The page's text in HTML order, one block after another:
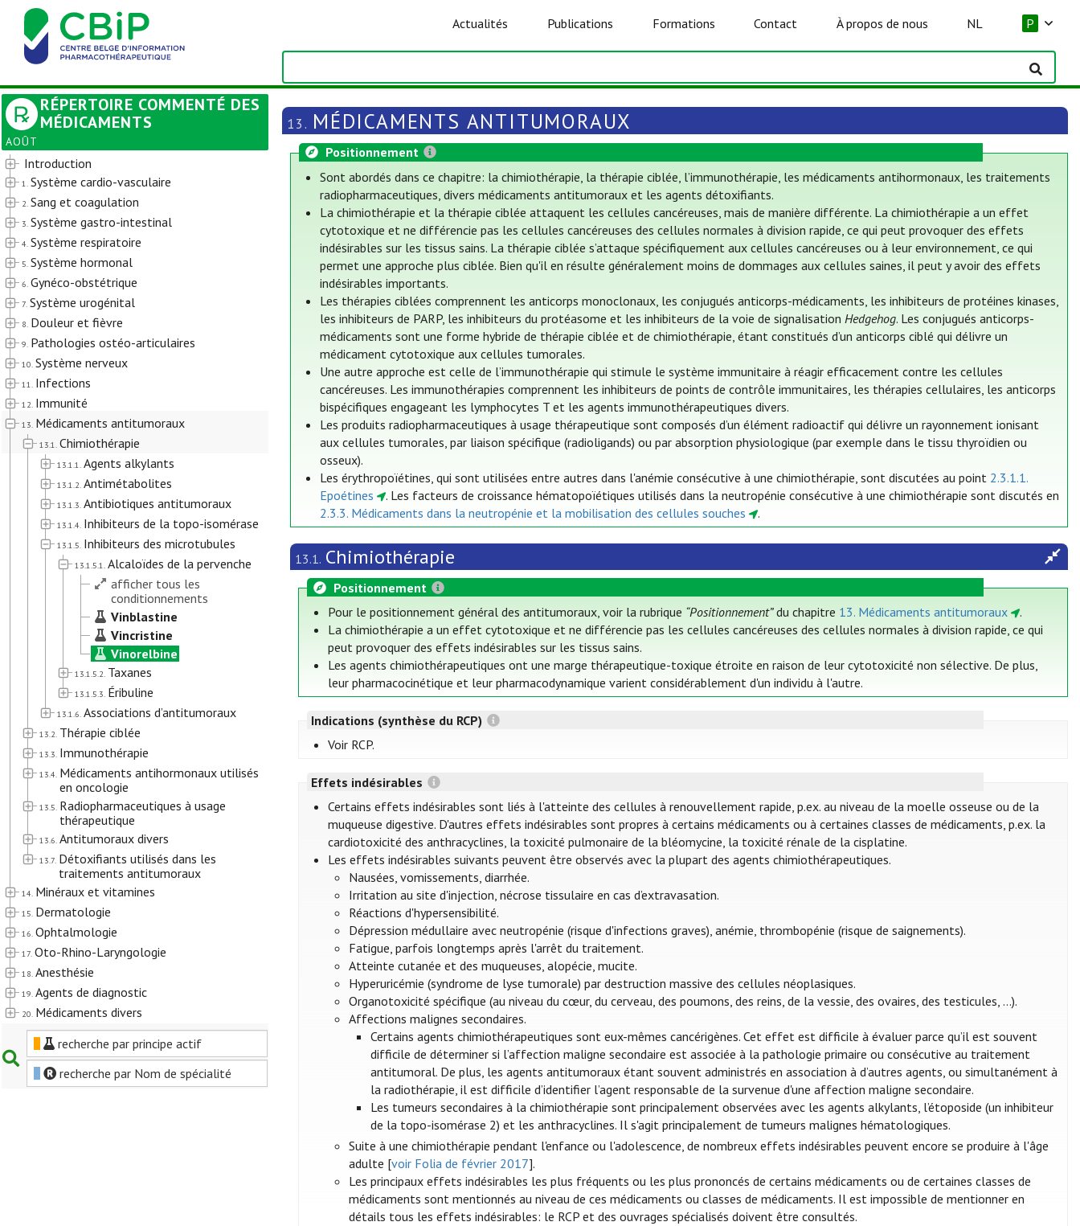
Actualités Publications Formations Contact À propos de nous NL P
RÉPERTOIRE COMMENTÉ DES
MÉDICAMENTS
AOÛT
Introduction
1. Système cardio-vasculaire
2. Sang et coagulation
3. Système gastro-intestinal
4. Système respiratoire
5. Système hormonal
6. Gynéco-obstétrique
7. Système urogénital
8. Douleur et fièvre
9. Pathologies ostéo-articulaires
10. Système nerveux
11. Infections
12. Immunité
13. Médicaments antitumoraux
13.1. Chimiothérapie
13.1.1. Agents alkylants
13.1.2. Antimétabolites
13.1.3. Antibiotiques antitumoraux
13.1.4. Inhibiteurs de la topo-isomérase
13.1.5. Inhibiteurs des microtubules
13.1.5.1. Alcaloïdes de la pervenche
afficher tous les
conditionnements
Vinblastine
Vincristine
Vinorelbine
13.1.5.2. Taxanes
13.1.5.3. Éribuline
13.1.6. Associations d’antitumoraux
13.2. Thérapie ciblée
13.3. Immunothérapie
13.4. Médicaments antihormonaux utilisés
en oncologie
13.5. Radiopharmaceutiques à usage
thérapeutique
13.6. Antitumoraux divers
13.7. Détoxifiants utilisés dans les
traitements antitumoraux
14. Minéraux et vitamines
15. Dermatologie
16. Ophtalmologie
17. Oto-Rhino-Laryngologie
18. Anesthésie
19. Agents de diagnostic
20. Médicaments divers
recherche par principe actif
recherche par Nom de spécialité
13. MÉDICAMENTS ANTITUMORAUX
Positionnement
Sont abordés dans ce chapitre: la chimiothérapie, la thérapie ciblée, l’immunothérapie, les médicaments antihormonaux, les traitements
radiopharmaceutiques, divers médicaments antitumoraux et les agents détoxifiants.
La chimiothérapie et la thérapie ciblée attaquent les cellules cancéreuses, mais de manière différente. La chimiothérapie a un effet
cytotoxique et ne différencie pas les cellules cancéreuses des cellules normales à division rapide, ce qui peut provoquer des effets
indésirables sur les tissus sains. La thérapie ciblée s’attaque spécifiquement aux cellules cancéreuses ou à leur environnement, ce qui
permet une approche plus ciblée. Bien qu'il en résulte généralement moins de dommages aux cellules saines, il peut y avoir des effets
indésirables importants.
Les thérapies ciblées comprennent les anticorps monoclonaux, les conjugués anticorps-médicaments, les inhibiteurs de protéines kinases,
les inhibiteurs de PARP, les inhibiteurs du protéasome et les inhibiteurs de la voie de signalisationHedgehog. Les conjugués anticorps-
médicaments sont une forme hybride de thérapie ciblée et de chimiothérapie, étant constitués d’un anticorps ciblé qui délivre un
médicament cytotoxique aux cellules tumorales.
Une autre approche est celle de l’immunothérapie qui stimule le système immunitaire à réagir efficacement contre les cellules
cancéreuses. Les immunothérapies comprennent les inhibiteurs de points de contrôle immunitaires, les thérapies cellulaires, les anticorps
bispécifiques engageant les lymphocytes T et les agents immunothérapeutiques divers.
Les produits radiopharmaceutiques à usage thérapeutique sont composés d’un élément radioactif qui délivre un rayonnement ionisant
aux cellules tumorales, par liaison spécifique (radioligands) ou par absorption physiologique (par exemple dans le tissu thyroïdien ou
osseux).
Les érythropoïétines, qui sont utilisées entre autres dans l'anémie consécutive à une chimiothérapie, sont discutées au point 2.3.1.1.
Epoétines
. Les facteurs de croissance hématopoïétiques utilisés dans la neutropénie consécutive à une chimiothérapie sont discutés en
2.3.3. Médicaments dans la neutropénie et la mobilisation des cellules souches
.
13.1. Chimiothérapie
Positionnement
Pour le positionnement général des antitumoraux, voir la rubrique “Positionnement”du chapitre 13. Médicaments antitumoraux
.
La chimiothérapie a un effet cytotoxique et ne différencie pas les cellules cancéreuses des cellules normales à division rapide, ce qui
peut provoquer des effets indésirables sur les tissus sains.
Les agents chimiothérapeutiques ont une marge thérapeutique-toxique étroite en raison de leur cytotoxicité non sélective. De plus,
leur pharmacocinétique et leur pharmacodynamique varient considérablement d'un individu à l'autre.
Indications (synthèse du RCP)
Voir RCP.
Effets indésirables
Certains effets indésirables sont liés à l'atteinte des cellules à renouvellement rapide, p.ex. au niveau de la moelle osseuse ou de la
muqueuse digestive. D'autres effets indésirables sont propres à certains médicaments ou à certaines classes de médicaments, p.ex. la
cardiotoxicité des anthracyclines, la toxicité pulmonaire de la bléomycine, la toxicité rénale de la cisplatine.
Les effets indésirables suivants peuvent être observés avec la plupart des agents chimiothérapeutiques.
Nausées, vomissements, diarrhée.
Irritation au site d'injection, nécrose tissulaire en cas d’extravasation.
Réactions d'hypersensibilité.
Dépression médullaire avec neutropénie (risque d'infections graves), anémie, thrombopénie (risque de saignements).
Fatigue, parfois longtemps après l'arrêt du traitement.
Atteinte cutanée et des muqueuses, alopécie, mucite.
Hyperuricémie (syndrome de lyse tumorale) par destruction massive des cellules néoplasiques.
Organotoxicité spécifique (au niveau du cœur, du cerveau, des poumons, des reins, de la vessie, des ovaires, des testicules, ...).
Affections malignes secondaires.
Certains agents chimiothérapeutiques sont eux-mêmes cancérigènes. Cet effet est difficile à évaluer parce qu’il est souvent
difficile de déterminer si l’affection maligne secondaire est associée à la pathologie primaire ou consécutive au traitement
antitumoral. De plus, les agents antitumoraux étant souvent administrés en association à d’autres agents, ou simultanément à
la radiothérapie, il est difficile d’identifier l’agent responsable de la survenue d'une affection maligne secondaire.
Les tumeurs secondaires à la chimiothérapie sont principalement observées avec les agents alkylants, l’étoposide (un inhibiteur
de la topo-isomérase 2) et les anthracyclines. Il s'agit principalement de tumeurs malignes hématologiques.
Suite à une chimiothérapie pendant l'enfance ou l'adolescence, de nombreux effets indésirables peuvent encore se produire à l'âge
adulte [voir Folia de février 2017].
Les principaux effets indésirables les plus fréquents ou les plus prononcés de certains médicaments ou de certaines classes de
médicaments sont mentionnés au niveau de ces médicaments ou classes de médicaments. Il est impossible de mentionner en
détails tous les effets indésirables: le RCP et des ouvrages spécialisés doivent être consultés.